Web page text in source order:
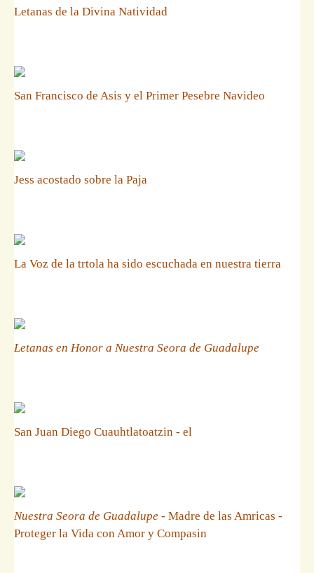
Letanas de la Divina Natividad
San Francisco de Asis y el Primer Pesebre Navideo
Jess acostado sobre la Paja
La Voz de la trtola ha sido escuchada en nuestra tierra
Letanas en Honor a Nuestra Seora de Guadalupe
San Juan Diego Cuauhtlatoatzin - el
Nuestra Seora de Guadalupe - Madre de las Amricas -
Proteger la Vida con Amor y Compasin